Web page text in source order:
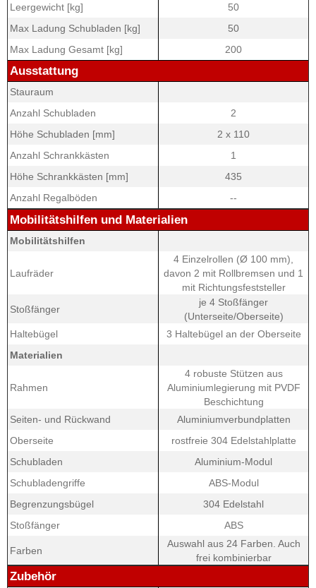
Leergewicht [kg]
50
Max Ladung Schubladen [kg]
50
Max Ladung Gesamt [kg]
200
Ausstattung
Stauraum
Anzahl Schubladen
2
Höhe Schubladen [mm]
2 x 110
Anzahl Schrankkästen
1
Höhe Schrankkästen [mm]
435
Anzahl Regalböden
--
Mobilitätshilfen und Materialien
Mobilitätshilfen
Laufräder
4 Einzelrollen (Ø 100 mm),
davon 2 mit Rollbremsen und 1
mit Richtungsfeststeller
Stoßfänger
je 4 Stoßfänger
(Unterseite/Oberseite)
Haltebügel
3 Haltebügel an der Oberseite
Materialien
Rahmen
4 robuste Stützen aus
Aluminiumlegierung mit PVDF
Beschichtung
Seiten- und Rückwand
Aluminiumverbundplatten
Oberseite
rostfreie 304 Edelstahlplatte
Schubladen
Aluminium-Modul
Schubladengriffe
ABS-Modul
Begrenzungsbügel
304 Edelstahl
Stoßfänger
ABS
Farben
Auswahl aus 24 Farben. Auch
frei kombinierbar
Zubehör